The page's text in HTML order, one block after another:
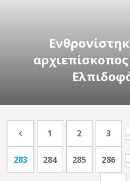
1 2 3 …
283 284 285 286 …